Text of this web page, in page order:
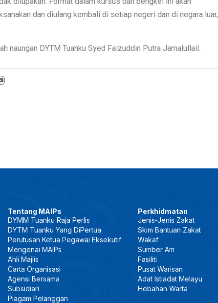
dan diulang kembali di setiap negeri dan di negara luar,
naungan DYTM Tuanku Syed Faizuddin Putra Jamalullail.
Tentang MAIPs
DYMM Tuanku Raja Perlis
DYTM Tuanku Yang DiPertua
Perutusan Ketua Pegawai Eksekutif
Mengenai MAIPs
Ahli Majlis
Carta Organisasi
Agensi Bersama
Subsidiari
Piagam Pelanggan
Perkhidmatan
Jenis-Jenis Zakat
Skim Bantuan Zakat
Wakaf
Sumber Am
Fasiliti
Pusat Warisan
Adat Istiadat Melayu
Hebahan Warta